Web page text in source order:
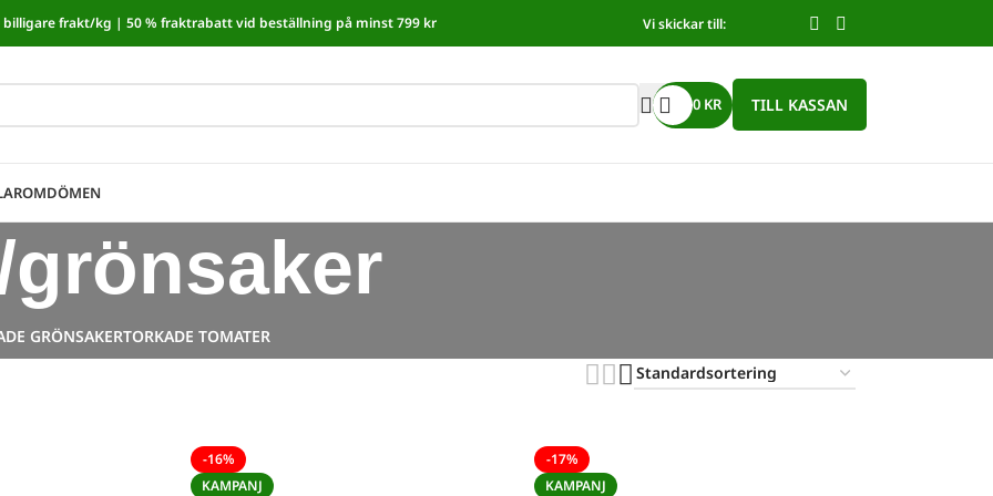
I kassan dras automatiskt 5,35 % av från alla varor.
billigare frakt/kg | 50 % fraktrabatt vid beställning på minst 799 kr Vi skickar till:
0 KR TILL KASSAN
OMDÖMEN
GRÖNSAKERTORKADE TOMATER
-16%
KAMPANJ
-17%
KAMPANJ